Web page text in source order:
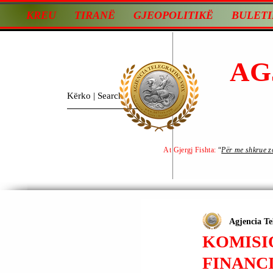
KREU TIRANË GJEOPOLITIKË
At Gjergj Fishta: “Për me shkrue
Agjencia